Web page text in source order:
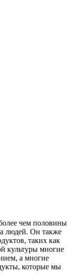
чем половины
людей. Он также
таких как
культуры многие
а многие
которые мы